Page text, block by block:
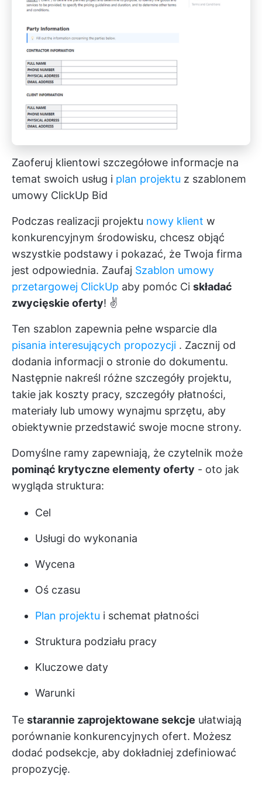
Zaoferuj klientowi szczegółowe informacje na
temat swoich usług i plan projektu z szablonem
umowy ClickUp Bid
Podczas realizacji projektu nowy klient w
konkurencyjnym środowisku, chcesz objąć
wszystkie podstawy i pokazać, że Twoja firma
jest odpowiednia. Zaufaj Szablon umowy
przetargowej ClickUp aby pomóc Ci składać
zwycięskie oferty! ✌️
Ten szablon zapewnia pełne wsparcie dla
pisania interesujących propozycji . Zacznij od
dodania informacji o stronie do dokumentu.
Następnie nakreśl różne szczegóły projektu,
takie jak koszty pracy, szczegóły płatności,
materiały lub umowy wynajmu sprzętu, aby
obiektywnie przedstawić swoje mocne strony.
Domyślne ramy zapewniają, że czytelnik może
pominąć krytyczne elementy oferty - oto jak
wygląda struktura:
Cel
Usługi do wykonania
Wycena
Oś czasu
Plan projektu i schemat płatności
Struktura podziału pracy
Kluczowe daty
Warunki
Te starannie zaprojektowane sekcje ułatwiają
porównanie konkurencyjnych ofert. Możesz
dodać podsekcje, aby dokładniej zdefiniować
propozycję.